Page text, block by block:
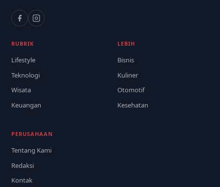
RUBRIK
Lifestyle
Teknologi
Wisata
Keuangan
LEBIH
Bisnis
Kuliner
Otomotif
Kesehatan
PERUSAHAAN
Tentang Kami
Redaksi
Kontak